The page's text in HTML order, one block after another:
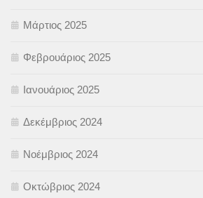
Μάρτιος 2025
Φεβρουάριος 2025
Ιανουάριος 2025
Δεκέμβριος 2024
Νοέμβριος 2024
Οκτώβριος 2024